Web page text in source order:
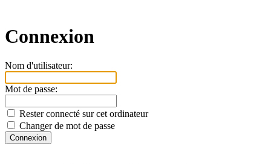
Connexion
Nom d'utilisateur:
Mot de passe:
Rester connecté sur cet ordinateur
Changer de mot de passe